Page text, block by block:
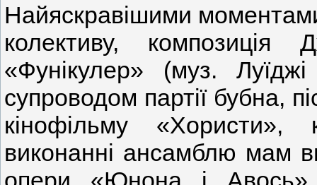
Найяскравішими
колективу,
«Фунікулер» (муз.
супроводом партії бубна,
кінофільму
виконанні ансамблю мам